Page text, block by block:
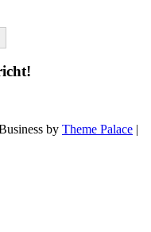
by Theme Palace |